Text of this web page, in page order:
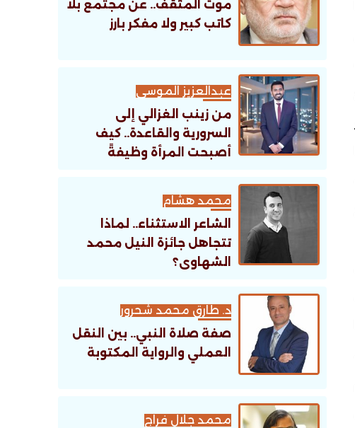
موت المثقف.. عن مجتمع بلا
كاتب كبير ولا مفكر بارز
عبدالعزيز الموسى
من زينب الغزالي إلى
السرورية والقاعدة.. كيف
أصبحت المرأة وظيفةً
محمد هشام
الشاعر الاستثناء.. لماذا
تتجاهل جائزة النيل محمد
الشهاوى؟
د. طارق محمد شحرور
صفة صلاة النبي.. بين النقل
العملي والرواية المكتوبة
محمد جلال فراج